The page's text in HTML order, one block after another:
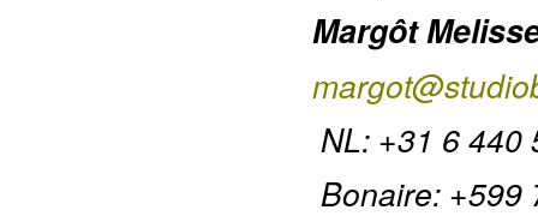
Margôt
NL: +31 6 440
Bonaire: +599